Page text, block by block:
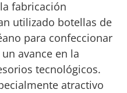
fabricación
utilizado botellas de
para confeccionar
avance en la
tecnológicos.
atractivo